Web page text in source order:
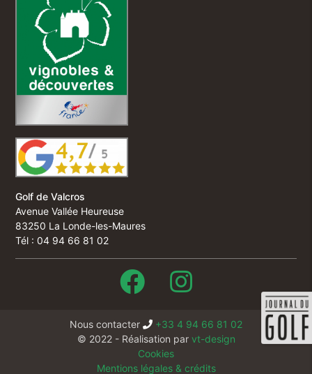
Golf de Valcros
Avenue Vallée Heureuse
83250 La Londe-les-Maures
Tél : 04 94 66 81 02
Nous contacter
+33 4 94 66 81 02
© 2022 - Réalisation par vt-design
Cookies
Mentions légales & crédits